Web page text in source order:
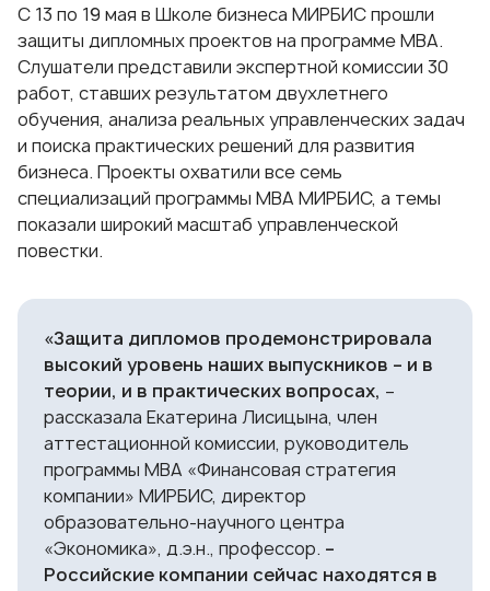
С 13 по 19 мая в Школе бизнеса МИРБИС прошли
защиты дипломных проектов на программе MBA.
Слушатели представили экспертной комиссии 30
работ, ставших результатом двухлетнего
обучения, анализа реальных управленческих задач
и поиска практических решений для развития
бизнеса. Проекты охватили все семь
специализаций программы МВА МИРБИС, а темы
показали широкий масштаб управленческой
повестки.
«Защита дипломов продемонстрировала
высокий уровень наших выпускников – и в
теории, и в практических вопросах, –
рассказала Екатерина Лисицына, член
аттестационной комиссии, руководитель
программы MBA «Финансовая стратегия
компании» МИРБИС, директор
образовательно-научного центра
«Экономика», д.э.н., профессор. –
Российские компании сейчас находятся в